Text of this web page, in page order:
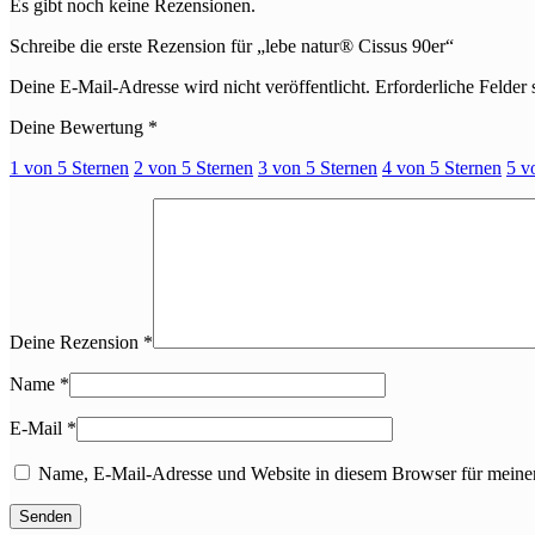
Es gibt noch keine Rezensionen.
Schreibe die erste Rezension für „lebe natur® Cissus 90er“
Deine E-Mail-Adresse wird nicht veröffentlicht. Erforderliche Felder
Deine Bewertung *
1 von 5 Sternen 2 von 5 Sternen 3 von 5 Sternen 4 von 5 Sternen 5
Deine Rezension *
Name *
E-Mail *
Name, E-Mail-Adresse und Website in diesem Browser für